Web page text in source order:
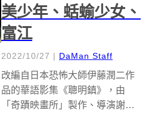
美少年、蛞蝓少女、
富江
2022/10/27 | DaMan Staff
改編自日本恐怖大師伊藤潤二作
品的華語影集《聰明鎮》，由
「奇蹟映畫所」製作、導演謝駿